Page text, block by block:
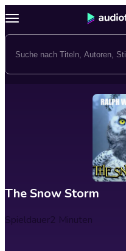
The Snow Storm
Spieldauer2 Minuten